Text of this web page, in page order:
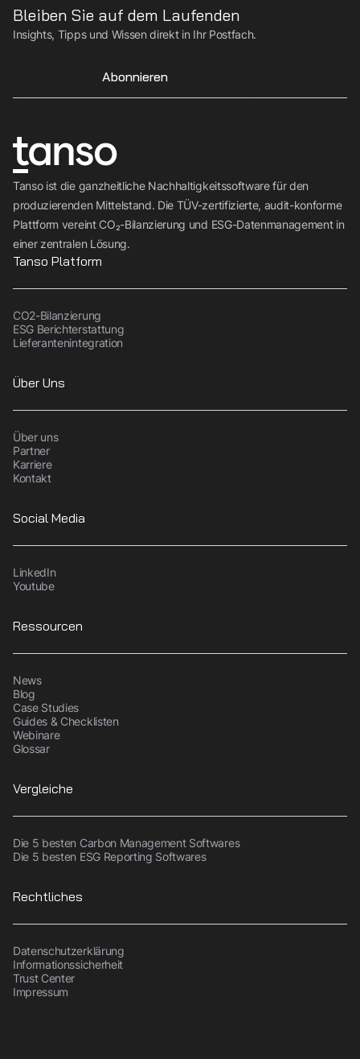
Tanso ist die ganzheitliche Nachhaltigkeitssoftware für den
produzierenden Mittelstand. Die TÜV-zertifizierte, audit-konforme
Plattform vereint CO₂-Bilanzierung und ESG-Datenmanagement in
einer zentralen Lösung.
Bleiben Sie auf dem Laufenden
Insights, Tipps und Wissen direkt in Ihr Postfach.
Abonnieren
Tanso Platform
CO2-Bilanzierung
ESG Berichterstattung
Lieferantenintegration
Über Uns
Über uns
Partner
Karriere
Kontakt
Social Media
LinkedIn
Youtube
Ressourcen
News
Blog
Case Studies
Guides & Checklisten
Webinare
Glossar
Vergleiche
Die 5 besten Carbon Management Softwares
Die 5 besten ESG Reporting Softwares
Rechtliches
Datenschutzerklärung
Informationssicherheit
Trust Center
Impressum